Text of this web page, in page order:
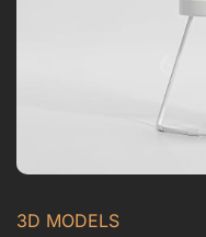
3D MODELS